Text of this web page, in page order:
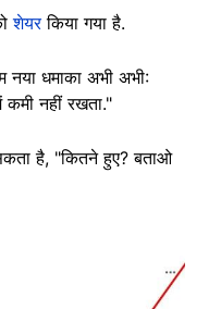
शेयरकिया गया है.
नया धमाका अभी अभी:
नहीं रखता."
है, "कितने हुए? बताओ